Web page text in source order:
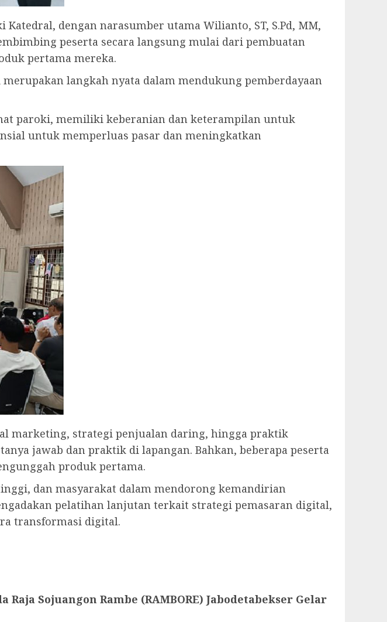
dengan narasumber utama Wilianto, ST, S.Pd, MM,
peserta secara langsung mulai dari pembuatan
pertama mereka.
langkah nyata dalam mendukung pemberdayaan
paroki, memiliki keberanian dan keterampilan untuk
untuk memperluas pasar dan meningkatkan
marketing, strategi penjualan daring, hingga praktik
jawab dan praktik di lapangan. Bahkan, beberapa peserta
produk pertama.
dan masyarakat dalam mendorong kemandirian
pelatihan lanjutan terkait strategi pemasaran digital,
transformasi digital.
Sojuangon Rambe (RAMBORE) Jabodetabekser Gelar